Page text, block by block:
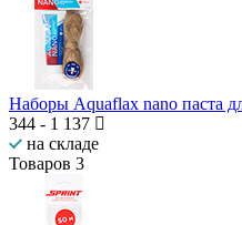
Наборы Aquaflax nano паста
344 - 1 137
на складе
Товаров 3